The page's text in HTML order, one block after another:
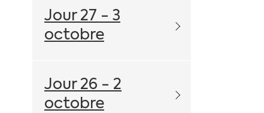
Jour 27 - 3
octobre
Jour 26 - 2
octobre